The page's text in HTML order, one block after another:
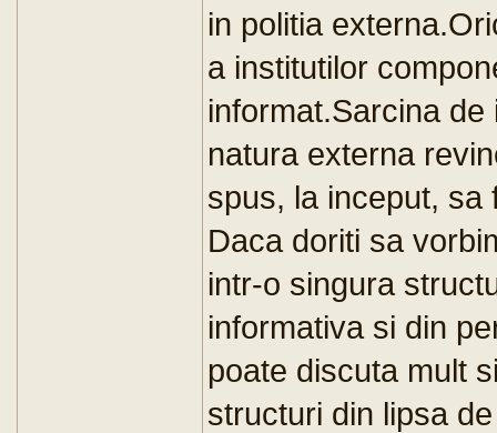
in politia
a institutilor
informat.Sarcina
natura externa
spus, la inceput, sa
Daca doriti sa
intr-o singura
informativa si din
poate discuta mult
structuri din lipsa